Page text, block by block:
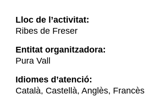
Lloc de l’activitat:
Ribes de Freser
Entitat organitzadora:
Pura Vall
Idiomes d’atenció:
Català, Castellà, Anglès, Francès